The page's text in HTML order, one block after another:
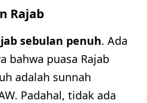
Rajab
sebulan penuh. Ada
bahwa puasa Rajab
adalah sunnah
Padahal, tidak ada